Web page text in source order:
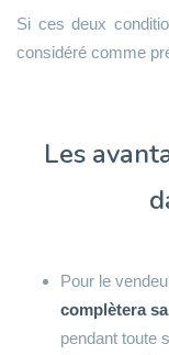
Si ces deux
considéré comme
Les
Pour le
complètera
pendant toute